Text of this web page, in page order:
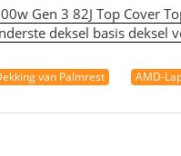
Gen 3 82J Top Cover
deksel basis deksel
van Palmrest AMD-